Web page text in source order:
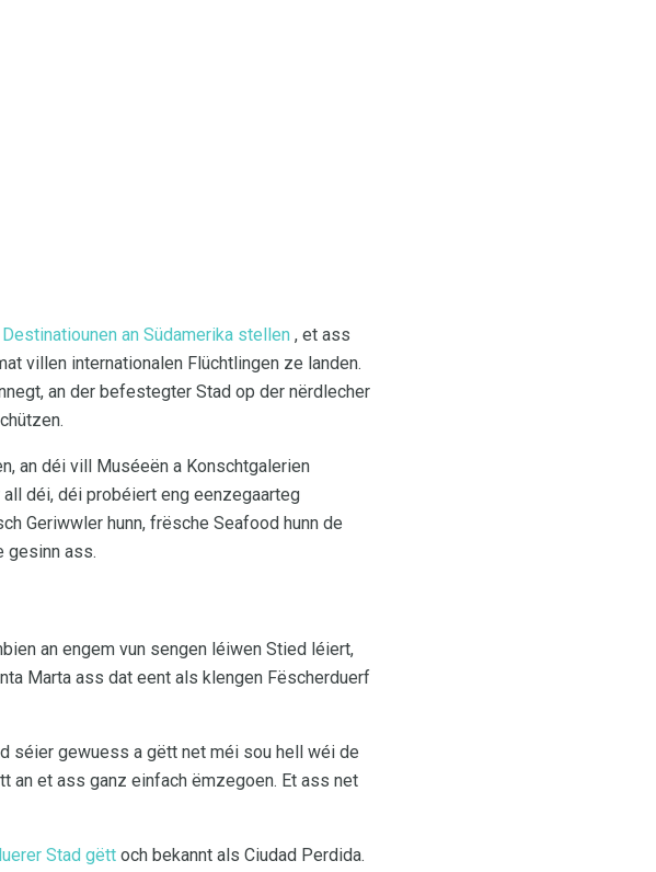
Destinatiounen an Südamerika stellen , et ass
villen internationalen Flüchtlingen ze landen.
an der befestegter Stad op der nërdlecher
an déi vill Muséeën a Konschtgalerien
déi, déi probéiert eng eenzegaarteg
Geriwwler hunn, frësche Seafood hunn de
gesinn ass.
an engem vun sengen léiwen Stied léiert,
Marta ass dat eent als klengen Fëscherduerf
séier gewuess a gëtt net méi sou hell wéi de
an et ass ganz einfach ëmzegoen. Et ass net
Stad gëtt och bekannt als Ciudad Perdida.